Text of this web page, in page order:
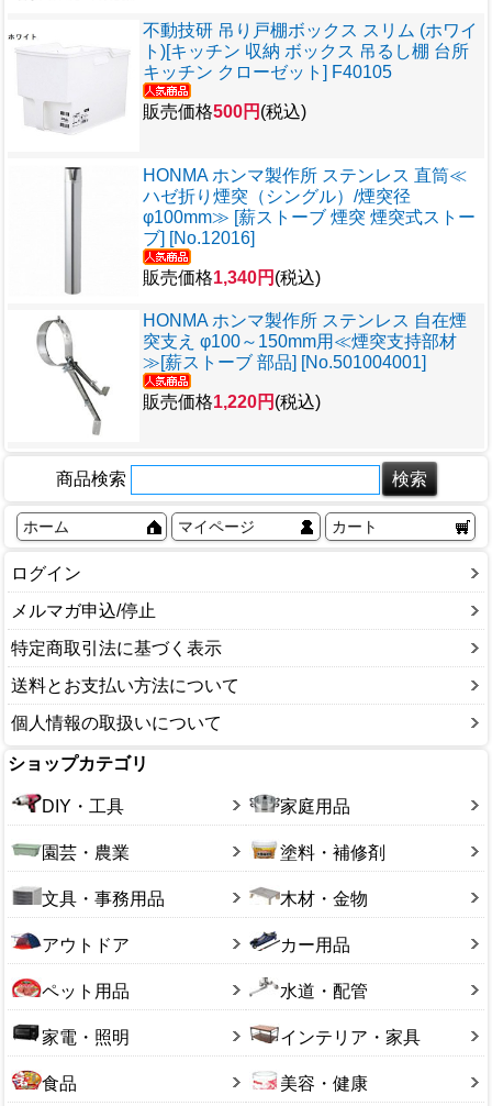
不動技研 吊り戸棚ボックス スリム (ホワイ
ト)[キッチン 収納 ボックス 吊るし棚 台所
キッチン クローゼット] F40105
販売価格500円 (税込)
HONMA ホンマ製作所 ステンレス 直筒≪
ハゼ折り煙突（シングル）/煙突径
φ100mm≫ [薪ストーブ 煙突 煙突式ストー
ブ] [No.12016]
販売価格1,340円 (税込)
HONMA ホンマ製作所 ステンレス 自在煙
突支え φ100～150mm用≪煙突支持部材
≫[薪ストーブ 部品] [No.501004001]
販売価格1,220円 (税込)
商品検索
ホーム マイページ カート
ログイン
メルマガ申込/停止
特定商取引法に基づく表示
送料とお支払い方法について
個人情報の取扱いについて
ショップカテゴリ
DIY・工具 家庭用品
園芸・農業 塗料・補修剤
文具・事務用品 木材・金物
アウトドア カー用品
ペット用品 水道・配管
家電・照明 インテリア・家具
食品 美容・健康